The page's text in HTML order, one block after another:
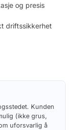
og presis
driftssikkerhet
Kunden
(ikke grus,
uforsvarlig å